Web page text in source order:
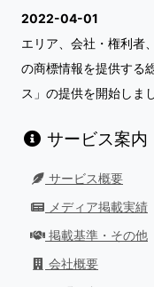
2022-04-01
エリア、会社・権利者
の商標情報を提供する
ス」の提供を開始しま
サービス案内
サービス概要
メディア掲載実績
掲載基準・その他
会社概要